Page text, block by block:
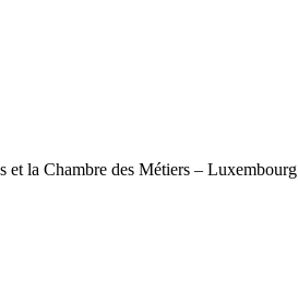
et la Chambre des Métiers – Luxembourg